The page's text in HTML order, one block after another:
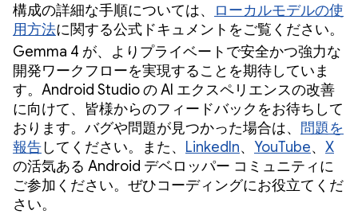
構成の詳細な手順については、
ローカルモデルの使
用方法に関する公式ドキュメントをご覧ください。
Gemma 4 が、よりプライベートで安全かつ強力な
開発ワークフローを実現することを期待していま
す。Android Studio の AI エクスペリエンスの改善
に向けて、皆様からのフィードバックをお待ちして
おります。バグや問題が見つかった場合は、 問題を
報告してください。また、 LinkedIn、 YouTube、 X
の活気ある Android デベロッパー コミュニティに
ご参加ください。ぜひコーディングにお役立てくだ
さい。